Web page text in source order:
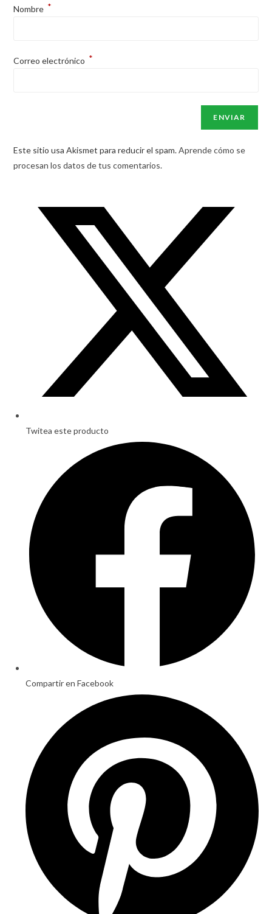
Nombre *
Correo electrónico *
Este sitio usa Akismet para reducir el spam.Aprende cómo se
procesan los datos de tus comentarios.
Twitea este producto
window
Compartir en Facebook
window